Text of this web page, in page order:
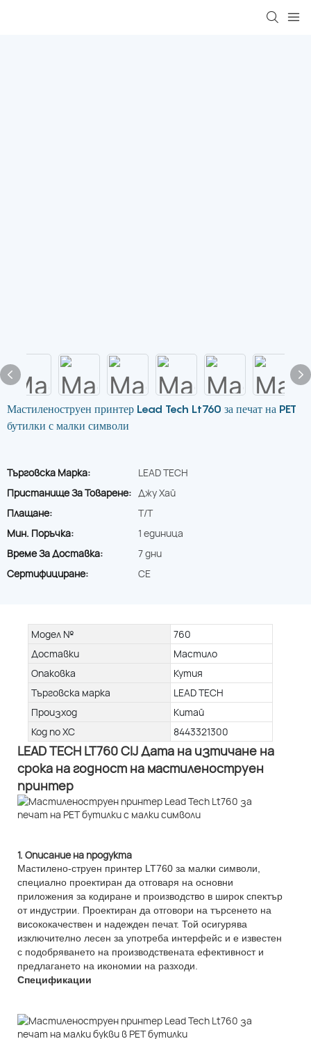
Мастиленоструен принтер Lead Tech Lt760 за печат на PET
бутилки с малки символи
Търговска Марка:
LEAD TECH
Пристанище За Товарене: Джу Хай
Плащане:
T/T
Мин. Поръчка:
1 единица
Време За Доставка:
7 дни
Сертифициране:
CE
Модел №
760
Доставки
Мастило
Опаковка
Кутия
Търговска марка
LEAD TECH
Произход
Китай
Код по ХС
8443321300
LEAD TECH LT760 CIJ Дата на изтичане на
срока на годност на мастиленоструен
принтер
1. Описание на продукта
Мастилено-струен принтер LT760 за малки символи,
специално проектиран да отговаря на основни
приложения за кодиране и производство в широк спектър
от индустрии. Проектиран да отговори на търсенето на
висококачествен и надежден печат. Той осигурява
изключително лесен за употреба интерфейс и е известен
с подобряването на производствената ефективност и
предлагането на икономии на разходи.
Спецификации